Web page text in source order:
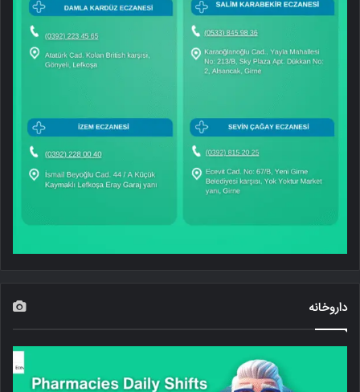
داروخانه